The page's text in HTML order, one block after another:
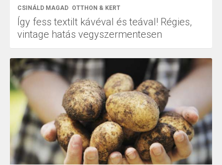
CSINÁLD MAGAD OTTHON & KERT
Így fess textilt kávéval és teával! Régies,
vintage hatás vegyszermentesen